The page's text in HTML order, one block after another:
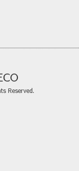
Reserved.